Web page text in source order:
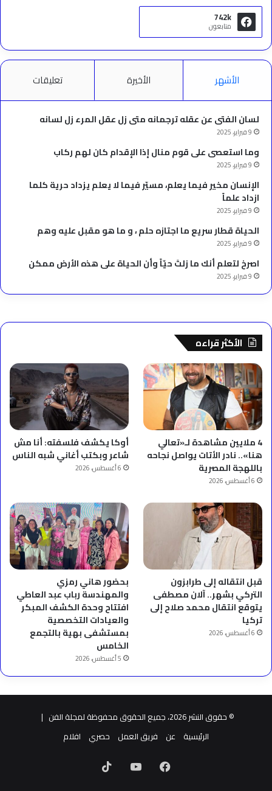
742k
متابعون
الأشهر الأخيرة تعليقات
لسان الفتى عن عقله ترجمانه متى زل عقل المرء زل لسانه
9 فبراير، 2025
وما استعصى على قوم منال إذا الإقدام كان لهم ركاب
9 فبراير، 2025
الإنسان مخير فيما يعلم، مسيّر فيما لا يعلم يزداد حرية كلما
ازداد علماً
9 فبراير، 2025
الحياة قطار سريع ما اجتازه حلم ، و ما هو مقبل عليه وهم
9 فبراير، 2025
‫اصرخ لتعلم أنك ما زلتَ حيّاً وأن الحياة على هذه الأرض ممكن
9 فبراير، 2025
الأكثر قراءه
4 ملايين مشاهدة لـ«تعالي
هنا».. نادر الأتات يواصل نجاحه
باللهجة المصرية
6 أغسطس، 2026
أوكا يكشف فلسفته: أنا مش
شاعر وبكتب أغاني شبه الناس
6 أغسطس، 2026
قبل انتقاله إلى طرابزون
التركي بشهر.. آلان مصطفى
يتوقع انتقال محمد صلاح إلى
تركيا
6 أغسطس، 2026
بحضور هاني رمزي
والمهندسة رباب عبد العاطي
افتتاح وحدة الكشف المبكر
والعيادات التخصصية
بمستشفى بهية بالتجمع
الخامس
5 أغسطس، 2026
© حقوق النشر 2026، جميع الحقوق محفوظة لمجلة الفن |
الرئيسية
عن فريق العمل حصري افلام
فيسبوك‫YouTube